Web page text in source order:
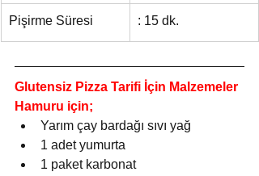
Pişirme Süresi : 15 dk.
Glutensiz Pizza Tarifi İçin Malzemeler
Hamuru için;
Yarım çay bardağı sıvı yağ
1 adet yumurta
1 paket karbonat